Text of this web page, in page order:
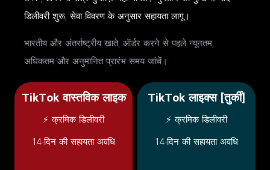
डिलीवरी शुरू; सेवा विवरण के अनुसार सहायता लागू।
भारतीय और अंतर्राष्ट्रीय खाते; ऑर्डर करने से पहले न्यूनतम,
अधिकतम और अनुमानित प्रारंभ समय जांचें।
TikTok वास्तविक लाइक
⚡ क्रमिक डिलीवरी
14-दिन की सहायता अवधि
TikTok लाइक्स [तुर्की]
⚡ क्रमिक डिलीवरी
14-दिन की सहायता अवधि